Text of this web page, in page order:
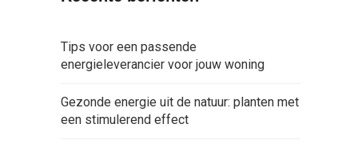
Tips voor een passende
energieleverancier voor jouw woning
Gezonde energie uit de natuur: planten met
een stimulerend effect